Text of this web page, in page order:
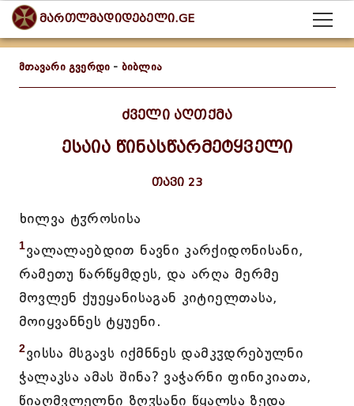
მართლმადიდებელი.GE
მთავარი გვერდი - ბიბლია
ძველი აღთქმა
ესაია წინასწარმეტყველი
თავი 23
ხილვა ტჳროსისა
1ვალალაებდით ნავნი კარქიდონისანი,
რამეთუ წარწყმდეს, და არღა მერმე
მოვლენ ქუეყანისაგან კიტიელთასა,
მოიყვანნეს ტყუენი.
2ვისსა მსგავს იქმნნეს დამკჳდრებულნი
ჭალაკსა ამას შინა? ვაჭარნი ფინიკიათა,
წიაღმვლელნი ზღჳსანი წყალსა ზედა